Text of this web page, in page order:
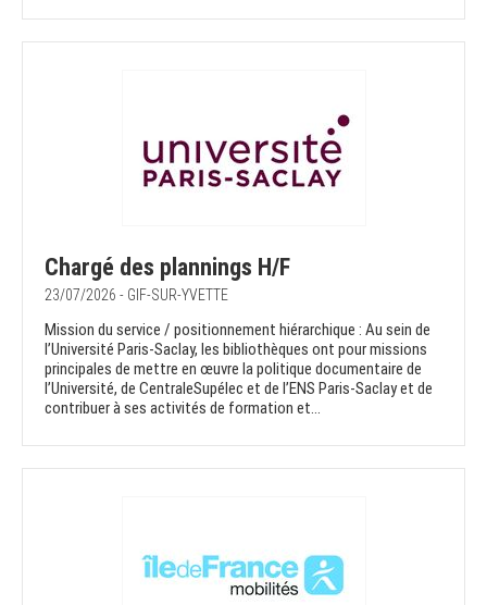
Chargé des plannings H/F
23/07/2026 - GIF-SUR-YVETTE
Mission du service / positionnement hiérarchique : Au sein de
l’Université Paris-Saclay, les bibliothèques ont pour missions
principales de mettre en œuvre la politique documentaire de
l’Université, de CentraleSupélec et de l’ENS Paris-Saclay et de
contribuer à ses activités de formation et...